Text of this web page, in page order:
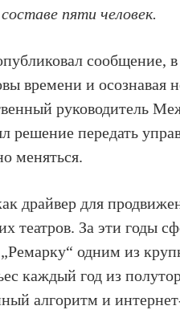
пяти человек.
сообщение,
времени и осознавая
руководитель
решение передать
меняться.
драйвер для
театров. За эти годы
одним из
каждый год из
алгоритм и